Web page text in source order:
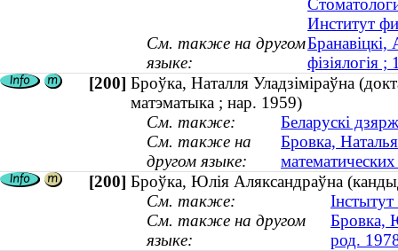
Институт
См. также на другом
языке:
фізіялогія
[200] Броўка, Наталля Уладзiмiраўна
матэматыка ; нар. 1959)
См. также:
Беларускі
См. также на
другом языке:
Бровка,
[200] Броўка, Юлія Аляксандраўна
См. также:
См. также на другом
языке:
Бровка,
род.